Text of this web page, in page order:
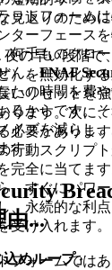
見返りのため
の早い段階で
）を無効化す
いリセットを
ります。次に
必要がありま
行動スクリプ
完全に当てま
、すぐにパワ
、永続的な利
受け入れます。
めループ」
ットフォーム
ターフェース
何千ものクロ
ん。FNAF
たの時間を費
るからです。
イズを減らし
す。
由...
フォームでは